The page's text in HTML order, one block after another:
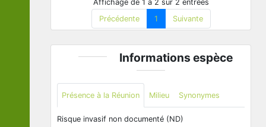
Affichage de 1 à 2 sur 2 entrées
Précédente
1 Suivante
Informations espèce
Présence à la Réunion Milieu Synonymes
Risque invasif non documenté (ND)